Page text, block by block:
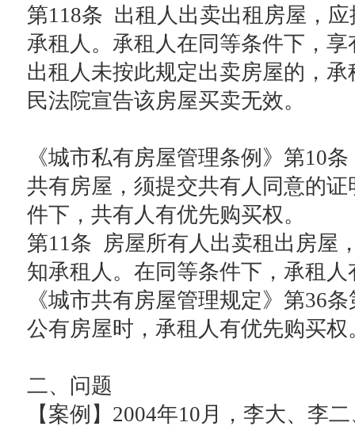
第118条 出租人出卖出租房屋，
承租人。承租人在同等条件下，
出租人未按此规定出卖房屋的，
民法院宣告该房屋买卖无效。
《城市私有房屋管理条例》第10
共有房屋，须提交共有人同意的
件下，共有人有优先购买权。
第11条 房屋所有人出卖租出房屋
知承租人。在同等条件下，承租
《城市共有房屋管理规定》第36
公有房屋时，承租人有优先购买权
二、问题
【案例】2004年10月，李大、李